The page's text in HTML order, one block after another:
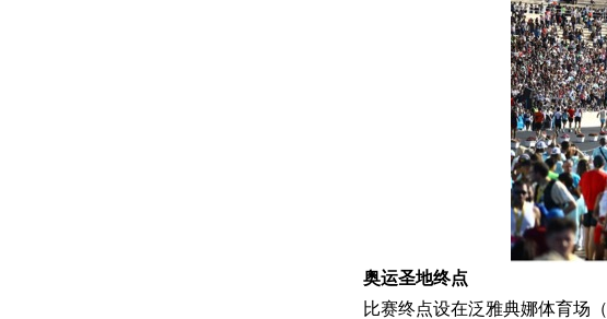
奥运圣地终点
比赛终点设在泛雅典娜体育场（